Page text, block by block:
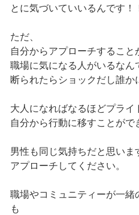
とに気づいていいるんです！
ただ、
自分からアプローチすること
職場に気になる人がいるなん
断られたらショックだし誰か
大人になればなるほどプライ
自分から行動に移すことがで
男性も同じ気持ちだと思いま
アプローチしてください。
職場やコミュニティーが一
も